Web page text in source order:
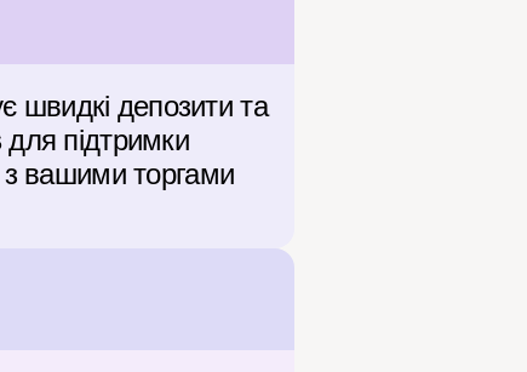
швидкі депозити та
підтримки
вашими торгами